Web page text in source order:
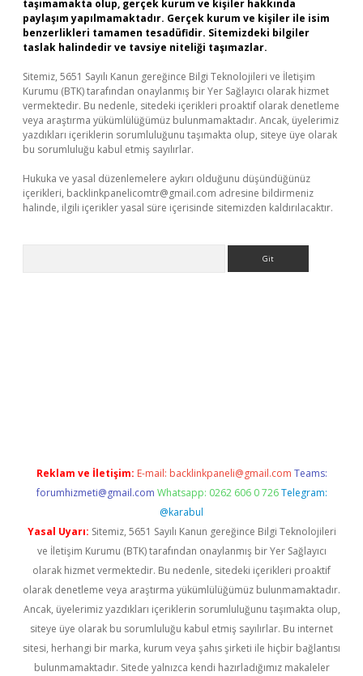
taşımamakta olup, gerçek kurum ve kişiler hakkında
paylaşım yapılmamaktadır. Gerçek kurum ve kişiler ile isim
benzerlikleri tamamen tesadüfidir. Sitemizdeki bilgiler
taslak halindedir ve tavsiye niteliği taşımazlar.
Sitemiz, 5651 Sayılı Kanun gereğince Bilgi Teknolojileri ve İletişim
Kurumu (BTK) tarafından onaylanmış bir Yer Sağlayıcı olarak hizmet
vermektedir. Bu nedenle, sitedeki içerikleri proaktif olarak denetleme
veya araştırma yükümlülüğümüz bulunmamaktadır. Ancak, üyelerimiz
yazdıkları içeriklerin sorumluluğunu taşımakta olup, siteye üye olarak
bu sorumluluğu kabul etmiş sayılırlar.
Hukuka ve yasal düzenlemelere aykırı olduğunu düşündüğünüz
içerikleri, backlinkpanelicomtr@gmail.com adresine bildirmeniz
halinde, ilgili içerikler yasal süre içerisinde sitemizden kaldırılacaktır.
Reklam ve İletişim: E-mail: backlinkpaneli@gmail.com Teams:
forumhizmeti@gmail.com Whatsapp: 0262 606 0 726 Telegram:
@karabul
Yasal Uyarı: Sitemiz, 5651 Sayılı Kanun gereğince Bilgi Teknolojileri
ve İletişim Kurumu (BTK) tarafından onaylanmış bir Yer Sağlayıcı
olarak hizmet vermektedir. Bu nedenle, sitedeki içerikleri proaktif
olarak denetleme veya araştırma yükümlülüğümüz bulunmamaktadır.
Ancak, üyelerimiz yazdıkları içeriklerin sorumluluğunu taşımakta olup,
siteye üye olarak bu sorumluluğu kabul etmiş sayılırlar. Bu internet
sitesi, herhangi bir marka, kurum veya şahıs şirketi ile hiçbir bağlantısı
bulunmamaktadır. Sitede yalnızca kendi hazırladığımız makaleler